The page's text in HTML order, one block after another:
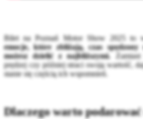
Bilet na Poznań Motor Show 2025 to
emocje, które zbliżają, czas
możesz dzielić z najbliższymi.
prędzej czy później straci swoją wartość,
stanie się częścią ich wspomnień.
Dlaczego warto